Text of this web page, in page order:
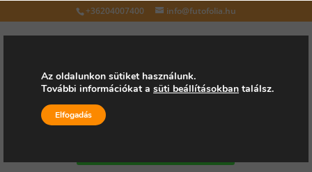
+36204007400 info@futofolia.hu
Válasszon oldalt
Az oldalunkon sütiket használunk.
További információkat a süti beállításokban találsz.
Elfogadás